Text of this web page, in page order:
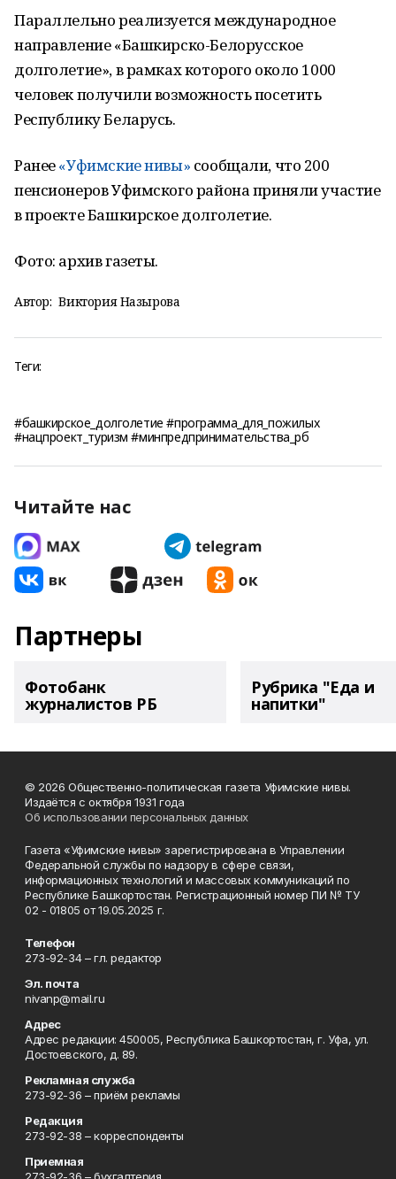
Параллельно реализуется международное
направление «Башкирско-Белорусское
долголетие», в рамках которого около 1000
человек получили возможность посетить
Республику Беларусь.
Ранее«Уфимские нивы» сообщали, что 200
пенсионеров Уфимского района приняли участие
в проекте Башкирское долголетие.
Фото: архив газеты.
Автор: Виктория Назырова
Теги:
#башкирское_долголетие #программа_для_пожилых
#нацпроект_туризм #минпредпринимательства_рб
Читайте нас
Партнеры
Фотобанк
журналистов РБ
Рубрика "Еда и
напитки"
© 2026 Общественно-политическая газета Уфимские нивы.
Издаётся с октября 1931 года
Об использовании персональных данных
Газета «Уфимские нивы» зарегистрирована в Управлении
Федеральной службы по надзору в сфере связи,
информационных технологий и массовых коммуникаций по
Республике Башкортостан. Регистрационный номер ПИ № ТУ
02 - 01805 от 19.05.2025 г.
Телефон
273-92-34 – гл. редактор
Эл. почта
nivanp@mail.ru
Адрес
Адрес редакции: 450005, Республика Башкортостан, г. Уфа, ул.
Достоевского, д. 89.
Рекламная служба
273-92-36 – приём рекламы
Редакция
273-92-38 – корреспонденты
Приемная